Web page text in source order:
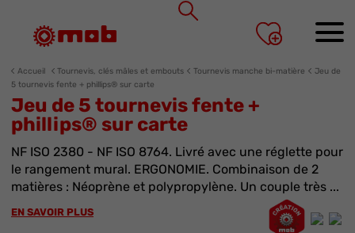
Accueil Tournevis, clés mâles et embouts Tournevis manche bi-matière
Jeu de
5 tournevis fente + phillips® sur carte
Jeu de 5 tournevis fente +
phillips® sur carte
NF ISO 2380 - NF ISO 8764. Livré avec une réglette pour
le rangement mural. ERGONOMIE. Combinaison de 2
matières : Néoprène et polypropylène. Un couple très ...
EN SAVOIR PLUS